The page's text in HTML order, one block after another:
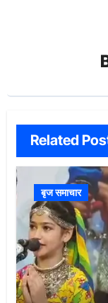
Related
बृज समाचार